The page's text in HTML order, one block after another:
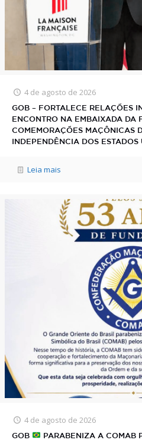
4 de agosto de 2026
GOB – FORTALECE RELAÇÕES
ENCONTRO NA EMBAIXADA DA
COMEMORAÇÕES MAÇÔNICAS
INDEPENDÊNCIA DOS ESTADOS
Leia mais
4 de agosto de 2026
GOB
PARABENIZA A COMAB